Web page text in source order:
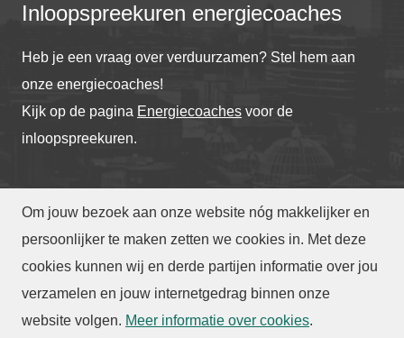
Om jouw bezoek aan onze website nóg makkelijker en
persoonlijker te maken zetten we cookies in. Met deze
cookies kunnen wij en derde partijen informatie over jou
verzamelen en jouw internetgedrag binnen onze
website volgen. Meer informatie over cookies.
Inloopspreekuren energiecoaches
Heb je een vraag over verduurzamen? Stel hem aan
onze energiecoaches!
Kijk op de pagina Energiecoaches voor de
inloopspreekuren.
© Gemeente Eindhoven2026
Toegankelijkheid |Privacy |Webarchief